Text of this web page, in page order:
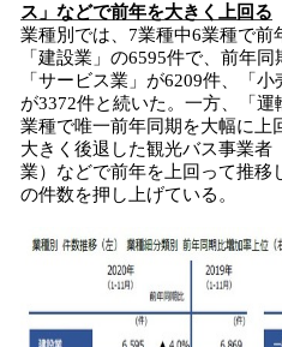
ス」などで前年を大きく上回る
業種別では、7業種中6業種で前
「建設業」の6595件で、前年
「サービス業」が6209件、「
が3372件と続いた。一方、「
業種で唯一前年同期を大幅に上
大きく後退した観光バス事業者
業）などで前年を上回って推移
の件数を押し上げている。